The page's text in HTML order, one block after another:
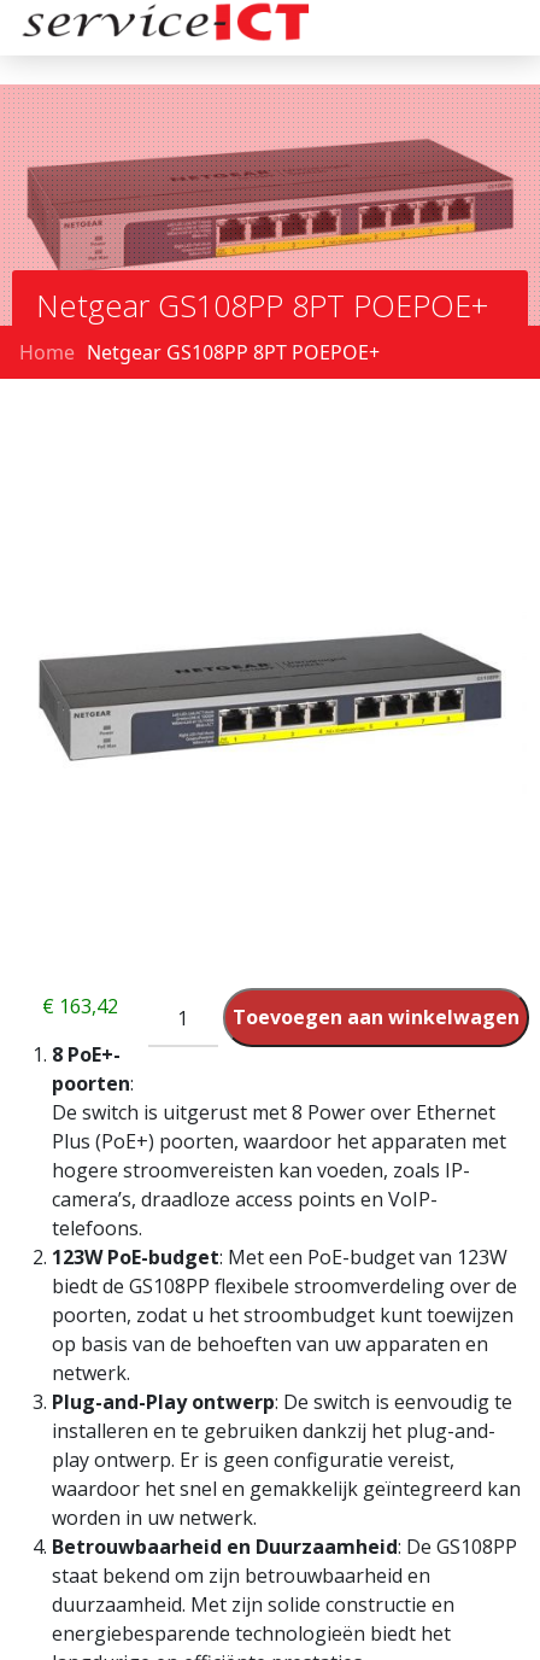
Netgear GS108PP 8PT POEPOE+
Home Netgear GS108PP 8PT POEPOE+
Toevoegen aan winkelwagen
€ 163,42
8 PoE+-
poorten:
De switch is uitgerust met 8 Power over Ethernet
Plus (PoE+) poorten, waardoor het apparaten met
hogere stroomvereisten kan voeden, zoals IP-
camera’s, draadloze access points en VoIP-
telefoons.
123W PoE-budget: Met een PoE-budget van 123W
biedt de GS108PP flexibele stroomverdeling over de
poorten, zodat u het stroombudget kunt toewijzen
op basis van de behoeften van uw apparaten en
netwerk.
Plug-and-Play ontwerp: De switch is eenvoudig te
installeren en te gebruiken dankzij het plug-and-
play ontwerp. Er is geen configuratie vereist,
waardoor het snel en gemakkelijk geïntegreerd kan
worden in uw netwerk.
Betrouwbaarheid en Duurzaamheid: De GS108PP
staat bekend om zijn betrouwbaarheid en
duurzaamheid. Met zijn solide constructie en
energiebesparende technologieën biedt het